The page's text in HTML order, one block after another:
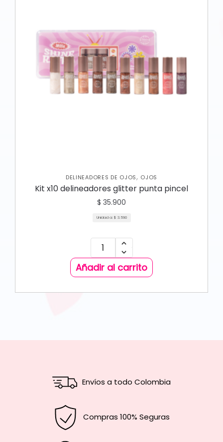
DELINEADORES DE OJOS, OJOS
Kit x10 delineadores glitter punta pincel
$ 35.900
Unidad a: $ 3.590
Añadir al carrito
Envíos a todo Colombia
Compras 100% Seguras